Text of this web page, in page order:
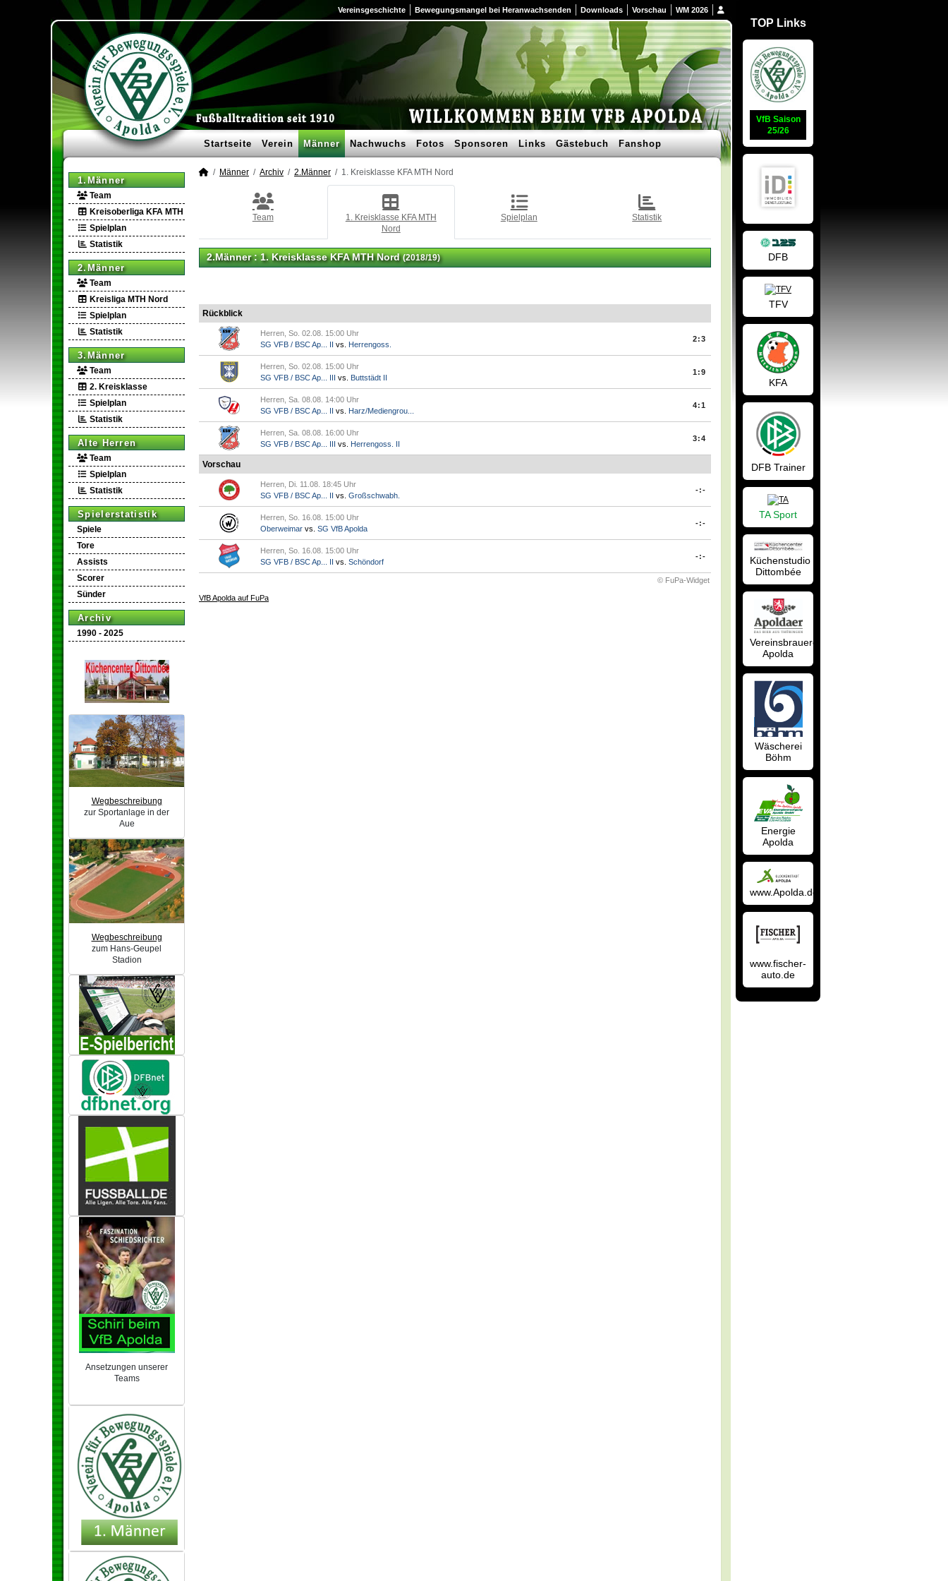
Vereinsgeschichte Bewegungsmangel bei Heranwachsenden Downloads Vorschau WM 2026
Startseite Verein Männer Nachwuchs Fotos Sponsoren Links Gästebuch Fanshop
1.Männer
Team
Kreisoberliga KFA MTH
Spielplan
Statistik
2.Männer
Team
Kreisliga MTH Nord
Spielplan
Statistik
3.Männer
Team
2. Kreisklasse
Spielplan
Statistik
Alte Herren
Team
Spielplan
Statistik
Spielerstatistik
Spiele
Tore
Assists
Scorer
Sünder
Archiv
1990 - 2025
Wegbeschreibung
zur Sportanlage in der
Aue
Wegbeschreibung
zum Hans-Geupel
Stadion
Ansetzungen unserer
Teams
Männer Archiv 2.Männer 1. Kreisklasse KFA MTH Nord
Team
1. Kreisklasse KFA MTH
Nord
Spielplan Statistik
2.Männer :1. Kreisklasse KFA MTH Nord (2018/19)
Rückblick
Herren, So. 02.08. 15:00 Uhr
SG VFB / BSC Ap... II vs. Herrengoss.
2:3
Herren, So. 02.08. 15:00 Uhr
SG VFB / BSC Ap... III vs. Buttstädt II
1:9
Herren, Sa. 08.08. 14:00 Uhr
SG VFB / BSC Ap... II vs. Harz/Mediengrou...
4:1
Herren, Sa. 08.08. 16:00 Uhr
SG VFB / BSC Ap... III vs. Herrengoss. II
3:4
Vorschau
Herren, Di. 11.08. 18:45 Uhr
SG VFB / BSC Ap... II vs. Großschwabh.
-:-
Herren, So. 16.08. 15:00 Uhr
Oberweimar vs. SG VfB Apolda
-:-
Herren, So. 16.08. 15:00 Uhr
SG VFB / BSC Ap... II vs. Schöndorf
-:-
© FuPa-Widget
VfB Apolda auf FuPa
TOP Links
VfB Saison
25/26
DFB
TFV
KFA
DFB Trainer
TA Sport
Küchenstudio
Dittombée
Vereinsbrauerei
Apolda
Wäscherei
Böhm
Energie
Apolda
www.Apolda.de
www.fischer-
auto.de